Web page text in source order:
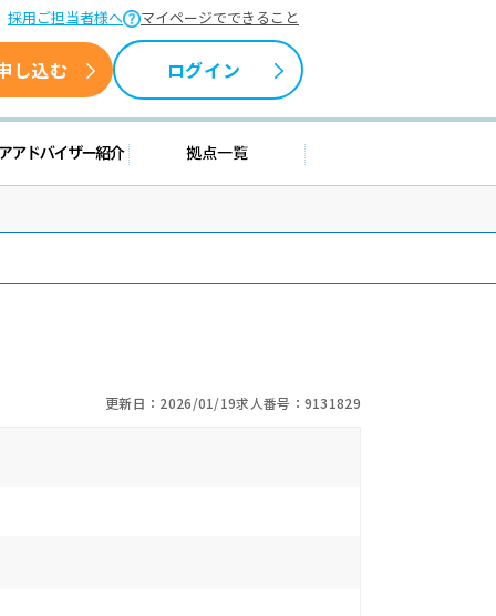
採用ご担当者様へ マイページでできること
し込む ログイン
情報 キャリアアドバイザー紹介拠点一覧
更新日：2026/01/19求人番号：9131829